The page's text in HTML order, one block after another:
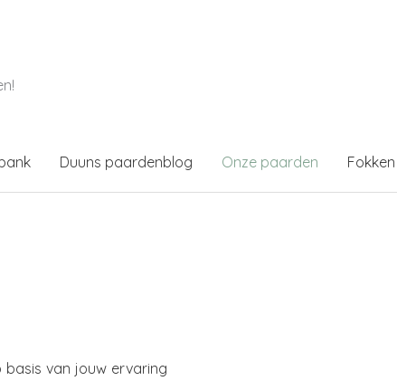
Duuns paardenblog Onze paarden Fokken
basis van jouw ervaring